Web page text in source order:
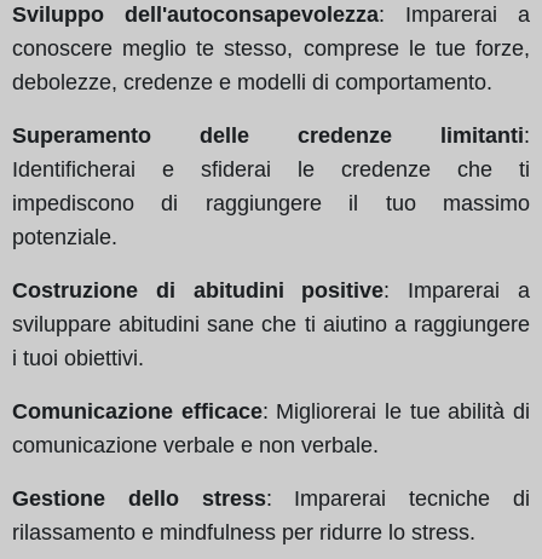
Sviluppo dell'autoconsapevolezza: Imparerai a
conoscere meglio te stesso, comprese le tue forze,
debolezze, credenze e modelli di comportamento.
Superamento delle credenze limitanti:
Identificherai e sfiderai le credenze che ti
impediscono di raggiungere il tuo massimo
potenziale.
Costruzione di abitudini positive: Imparerai a
sviluppare abitudini sane che ti aiutino a raggiungere
i tuoi obiettivi.
Comunicazione efficace: Migliorerai le tue abilità di
comunicazione verbale e non verbale.
Gestione dello stress: Imparerai tecniche di
rilassamento e mindfulness per ridurre lo stress.